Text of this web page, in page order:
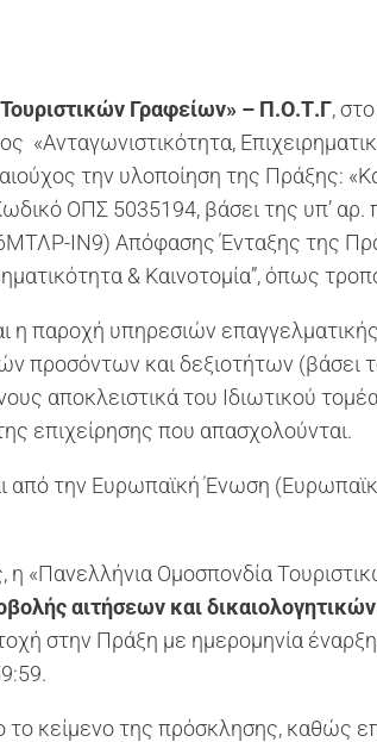
Γραφείων» – Π.Ο.Τ.Γ,
«Ανταγωνιστικότητα,
την υλοποίηση της Πράξης:
ΟΠΣ 5035194, βάσει της υπ’
ΙΝ9) Απόφασης Ένταξης της
& Καινοτομία”, όπως
η παροχή υπηρεσιών
προσόντων και δεξιοτήτων (βάσει
αποκλειστικά του Ιδιωτικού
επιχείρησης που απασχολούνται.
από την Ευρωπαϊκή Ένωση
η «Πανελλήνια Ομοσπονδία
αιτήσεων και δικαιολογητικών
στην Πράξη με ημερομηνία
κείμενο της πρόσκλησης, καθώς